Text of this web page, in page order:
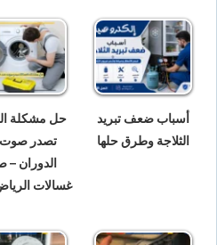
أسباب ضعف تبريد
الثلاجة وطرق حلها
حل مشكلة
تصدر صوت
الدوران –
غسالات